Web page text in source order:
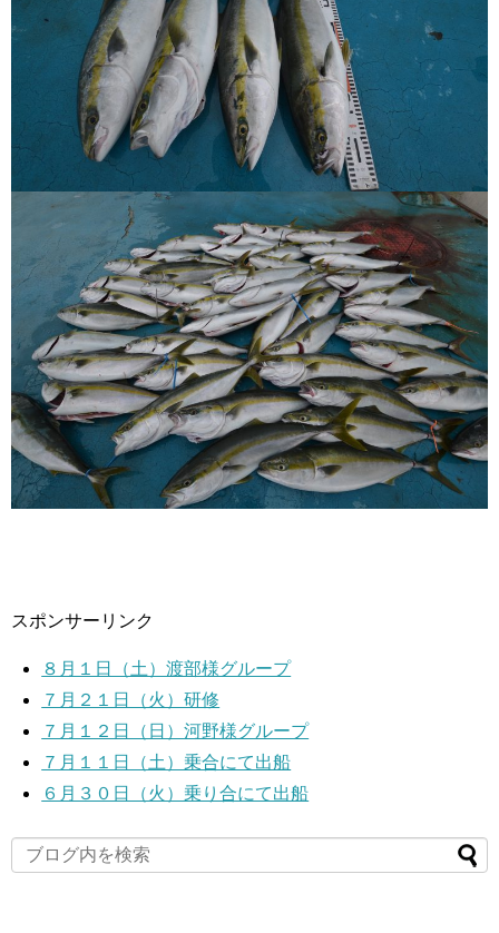
スポンサーリンク
８月１日（土）渡部様グループ
７月２１日（火）研修
７月１２日（日）河野様グループ
７月１１日（土）乗合にて出船
６月３０日（火）乗り合にて出船